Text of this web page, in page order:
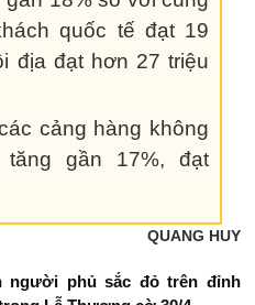
quốc tế đạt 19
địa đạt hơn 27 triệu
cảng hàng không
gần 17%, đạt
QUANG HUY
người phủ sắc đỏ trên đỉnh